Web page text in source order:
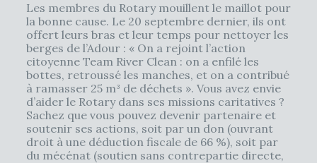
Les membres du Rotary mouillent le maillot pour
la bonne cause. Le 20 septembre dernier, ils ont
offert leurs bras et leur temps pour nettoyer les
berges de l’Adour : « On a rejoint l’action
citoyenne Team River Clean : on a enfilé les
bottes, retroussé les manches, et on a contribué
à ramasser 25 m³ de déchets ». Vous avez envie
d’aider le Rotary dans ses missions caritatives ?
Sachez que vous pouvez devenir partenaire et
soutenir ses actions, soit par un don (ouvrant
droit à une déduction fiscale de 66 %), soit par
du mécénat (soutien sans contrepartie directe,